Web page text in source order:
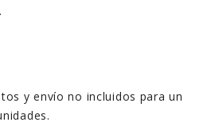
y envío no incluidos para un